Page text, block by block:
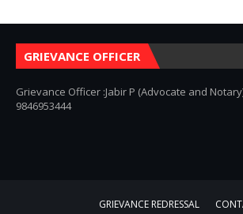
GRIEVANCE OFFICER
Grievance Officer :Jabir P (Advocate and
9846953444
GRIEVANCE REDRESSAL